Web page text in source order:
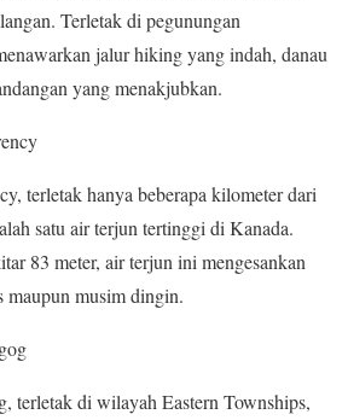
Terletak di pegunungan
jalur hiking yang indah, danau
yang menakjubkan.
terletak hanya beberapa kilometer dari
satu air terjun tertinggi di Kanada.
83 meter, air terjun ini mengesankan
maupun musim dingin.
terletak di wilayah Eastern Townships,